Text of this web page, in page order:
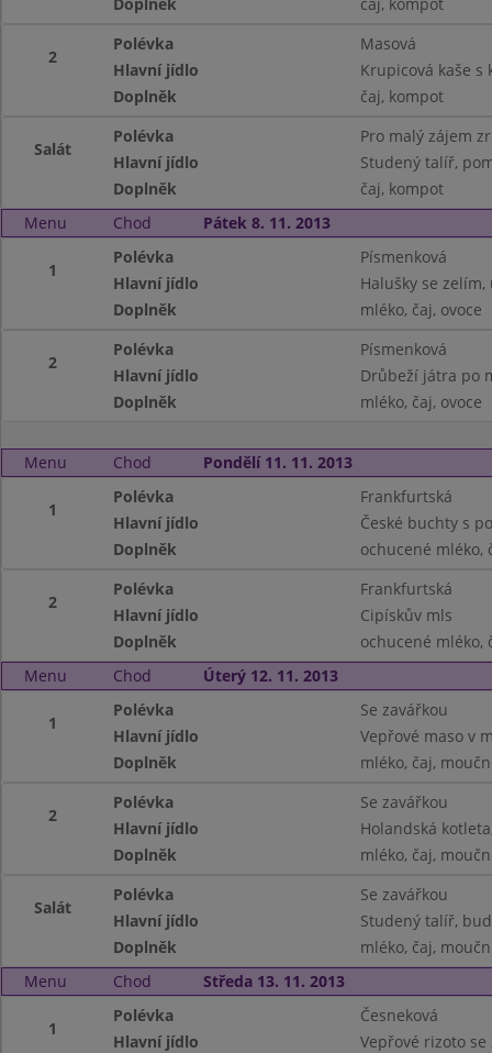
2
Polévka
Masová
Hlavní jídlo
Krupicová kaše s
Doplněk
čaj, kompot
Salát
Polévka
Pro malý zájem
Hlavní jídlo
Studený talíř,
Doplněk
čaj, kompot
Menu
Chod Pátek 8. 11. 2013
1
Polévka
Písmenková
Hlavní jídlo
Halušky se zelím,
Doplněk
mléko, čaj, ovoce
2
Polévka
Písmenková
Hlavní jídlo
Drůbeží játra po
Doplněk
mléko, čaj, ovoce
Menu Chod Pondělí 11. 11. 2013
1
Polévka
Frankfurtská
Hlavní jídlo
České buchty s
Doplněk
ochucené mléko,
2
Polévka
Frankfurtská
Hlavní jídlo
Cipískův mls
Doplněk
ochucené mléko,
Menu
Chod Úterý 12. 11. 2013
1
Polévka
Se zavářkou
Hlavní jídlo
Vepřové maso v
Doplněk
mléko, čaj,
2
Polévka
Se zavářkou
Hlavní jídlo
Holandská
Doplněk
mléko, čaj,
Salát
Polévka
Se zavářkou
Hlavní jídlo
Studený talíř,
Doplněk
mléko, čaj,
Menu
Chod Středa 13. 11. 2013
1
Polévka
Česneková
Hlavní jídlo
Vepřové rizoto